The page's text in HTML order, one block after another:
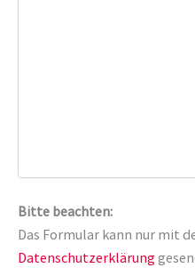
Bitte beachten:
Das Formular kann nur mit
Datenschutzerklärung